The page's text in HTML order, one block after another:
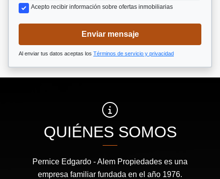
Acepto recibir información sobre ofertas inmobiliarias
Enviar mensaje
Al enviar tus datos aceptas los Términos de servicio y privacidad
QUIÉNES SOMOS
Pernice Edgardo - Alem Propiedades es una
empresa familiar fundada en el año 1976.